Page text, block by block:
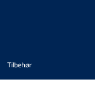
Tilbehør